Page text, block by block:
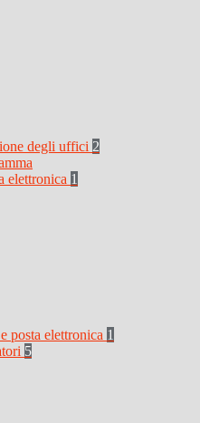
degli uffici 2
elettronica 1
posta elettronica 1
5